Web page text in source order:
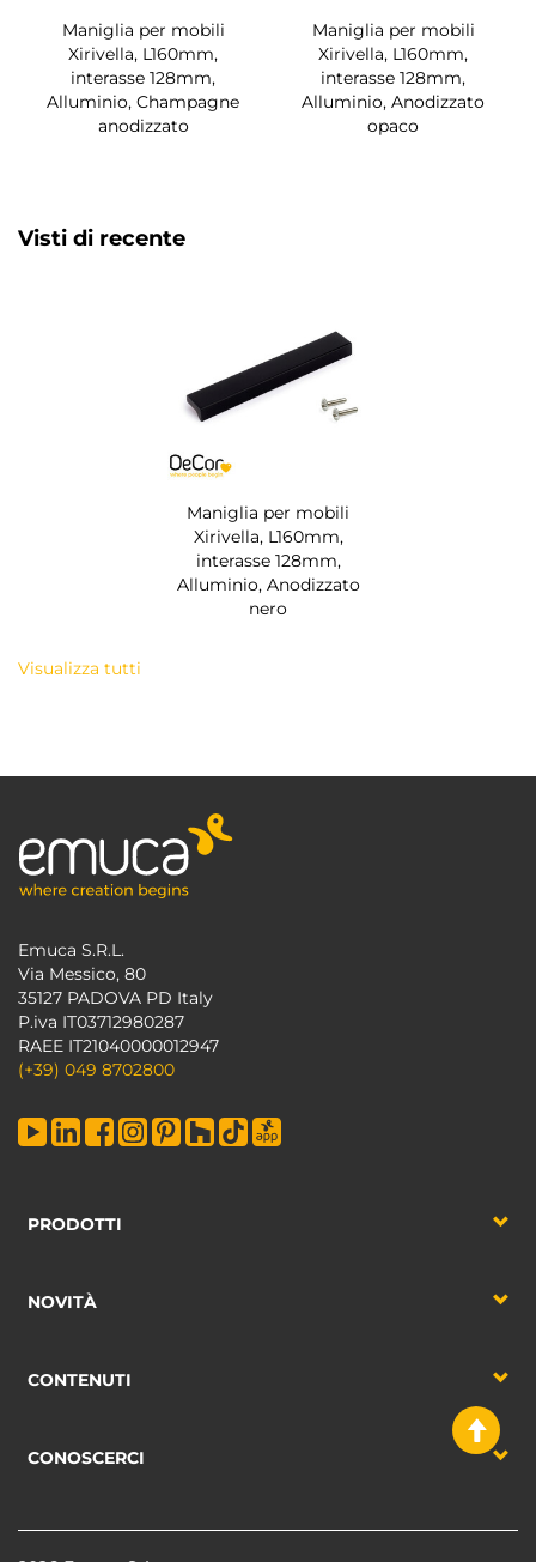
Maniglia per mobili
Xirivella, L160mm,
interasse 128mm,
Alluminio, Champagne
anodizzato
Maniglia per mobili
Xirivella, L160mm,
interasse 128mm,
Alluminio, Anodizzato
opaco
Visti di recente
Maniglia per mobili
Xirivella, L160mm,
interasse 128mm,
Alluminio, Anodizzato
nero
Visualizza tutti
Emuca S.R.L.
Via Messico, 80
35127 PADOVA PD Italy
P.iva IT03712980287
RAEE IT21040000012947
(+39) 049 8702800
PRODOTTI
NOVITÀ
CONTENUTI
CONOSCERCI